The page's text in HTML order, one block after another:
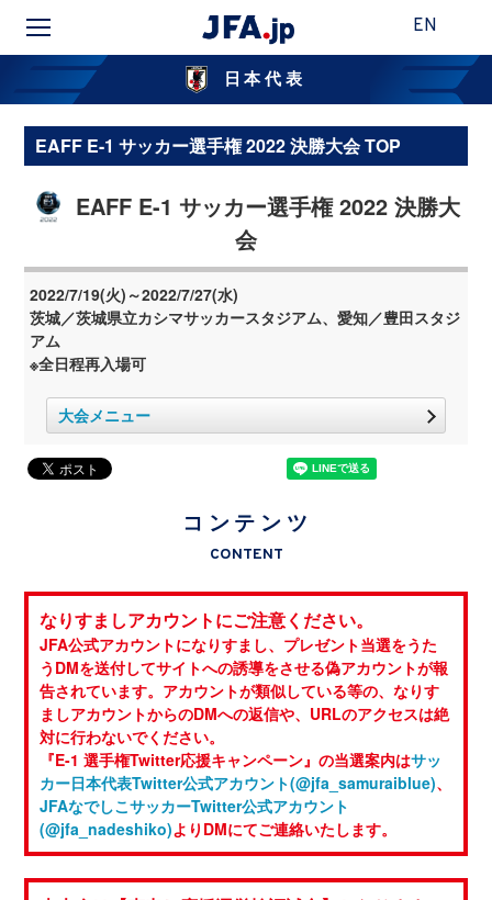
EN
日本代表
EAFF E-1 サッカー選手権 2022 決勝大会 TOP
EAFF E-1 サッカー選手権 2022 決勝大
会
2022/7/19(火)～2022/7/27(水)
茨城／茨城県立カシマサッカースタジアム、愛知／豊田スタジ
アム
※全日程再入場可
大会メニュー
コンテンツ
CONTENT
なりすましアカウントにご注意ください。
JFA公式アカウントになりすまし、プレゼント当選をうた
うDMを送付してサイトへの誘導をさせる偽アカウントが報
告されています。アカウントが類似している等の、なりす
ましアカウントからのDMへの返信や、URLのアクセスは絶
対に行わないでください。
『E-1 選手権Twitter応援キャンペーン』の当選案内はサッ
カー日本代表Twitter公式アカウント(@jfa_samuraiblue)、
JFAなでしこサッカーTwitter公式アカウント
(@jfa_nadeshiko)よりDMにてご連絡いたします。